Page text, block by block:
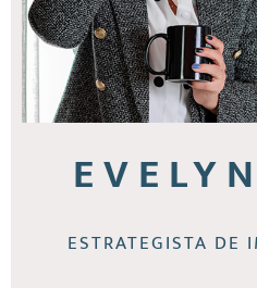
ESTRATEGISTA DE